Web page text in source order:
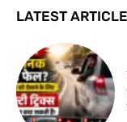
LATEST